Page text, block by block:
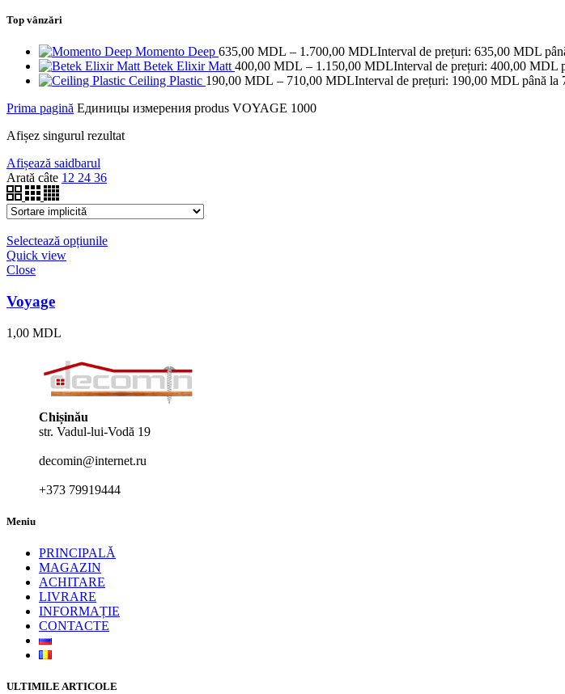
Top vânzări
Momento Deep 635,00 MDL – 1.700,00 MDLInterval de prețuri: 635,00 MDL
Betek Elixir Matt 400,00 MDL – 1.150,00 MDLInterval de prețuri: 400,00 MDL
Ceiling Plastic 190,00 MDL – 710,00 MDLInterval de prețuri: 190,00 MDL până la
Prima pagină Единицы измерения produs VOYAGE 1000
Afișez singurul rezultat
Afișează saidbarul
Arată câte 12 24 36
Selectează opțiunile
Quick view
Close
Voyage
1,00 MDL
Chișinău
str. Vadul-lui-Vodă 19
decomin@internet.ru
+373 79919444
Meniu
PRINCIPALĂ
MAGAZIN
ACHITARE
LIVRARE
INFORMAȚIE
CONTACTE
ULTIMILE ARTICOLE